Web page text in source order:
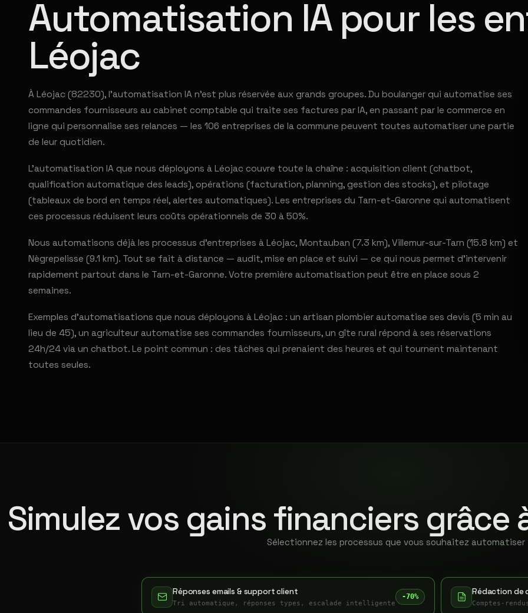
Automatisation IA pour les
Léojac
À Léojac (82230), l'automatisation IA n'est plus réservée aux grands groupes. Du boulanger qui automatise ses
commandes fournisseurs au cabinet comptable qui traite ses factures par IA, en passant par le commerce en
ligne qui personnalise ses relances — les 106 entreprises de la commune peuvent toutes automatiser une partie
de leur quotidien.
L'automatisation IA que nous déployons à Léojac couvre toute la chaîne : acquisition client (chatbot,
qualification automatique des leads), opérations (facturation, planning, gestion des stocks), et pilotage
(tableaux de bord en temps réel, alertes automatiques). Les entreprises du Tarn-et-Garonne qui automatisent
ces processus réduisent leurs coûts opérationnels de 30 à 50%.
Nous automatisons déjà les processus d'entreprises à Léojac, Montauban (7.3 km), Villemur-sur-Tarn (15.8 km) et
Nègrepelisse (9.1 km). Tout se fait à distance — audit, mise en place et suivi — ce qui nous permet d'intervenir
rapidement partout dans le Tarn-et-Garonne. Votre première automatisation peut être en place sous 2
semaines.
Exemples d'automatisations que nous déployons à Léojac : un artisan plombier automatise ses devis (5 min au
lieu de 45), un agriculteur automatise ses commandes fournisseurs, un gîte rural répond à ses réservations
24h/24 via un chatbot. Le point commun : des tâches qui prenaient des heures et qui tournent maintenant
toutes seules.
Simulez vos gains financiers
Sélectionnez les processus que vous souhaitez automatiser
Réponses emails & support client
Tri automatique, réponses types, escalade intelligente
-70% Rédaction de
Comptes-